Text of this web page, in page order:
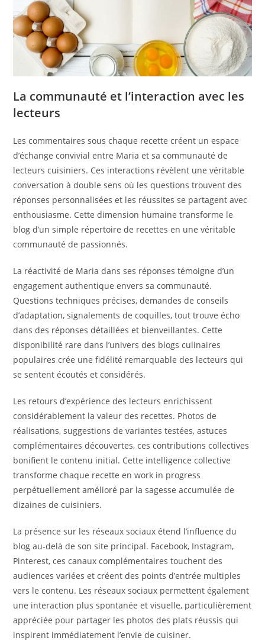
La communauté et l’interaction avec les
lecteurs
Les commentaires sous chaque recette créent un espace
d’échange convivial entre Maria et sa communauté de
lecteurs cuisiniers. Ces interactions révèlent une véritable
conversation à double sens où les questions trouvent des
réponses personnalisées et les réussites se partagent avec
enthousiasme. Cette dimension humaine transforme le
blog d’un simple répertoire de recettes en une véritable
communauté de passionnés.
La réactivité de Maria dans ses réponses témoigne d’un
engagement authentique envers sa communauté.
Questions techniques précises, demandes de conseils
d’adaptation, signalements de coquilles, tout trouve écho
dans des réponses détaillées et bienveillantes. Cette
disponibilité rare dans l’univers des blogs culinaires
populaires crée une fidélité remarquable des lecteurs qui
se sentent écoutés et considérés.
Les retours d’expérience des lecteurs enrichissent
considérablement la valeur des recettes. Photos de
réalisations, suggestions de variantes testées, astuces
complémentaires découvertes, ces contributions collectives
bonifient le contenu initial. Cette intelligence collective
transforme chaque recette en work in progress
perpétuellement amélioré par la sagesse accumulée de
dizaines de cuisiniers.
La présence sur les réseaux sociaux étend l’influence du
blog au-delà de son site principal. Facebook, Instagram,
Pinterest, ces canaux complémentaires touchent des
audiences variées et créent des points d’entrée multiples
vers le contenu. Les réseaux sociaux permettent également
une interaction plus spontanée et visuelle, particulièrement
appréciée pour partager les photos des plats réussis qui
inspirent immédiatement l’envie de cuisiner.